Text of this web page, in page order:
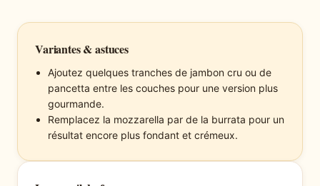
Variantes & astuces
Ajoutez quelques tranches de jambon cru ou de
pancetta entre les couches pour une version plus
gourmande.
Remplacez la mozzarella par de la burrata pour un
résultat encore plus fondant et crémeux.